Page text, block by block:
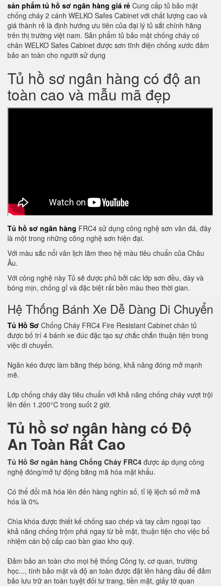
sản phẩm tủ hồ sơ ngân hàng giá rẻ Cung cấp tủ bảo mật
chống cháy 2 cánh WELKO Safes Cabinet với chất lượng cao và
giá thành rẻ là định hướng ưu tiên của đại lý tủ sắt chính hãng
trên thị trường việt nam. Sản phẩm tủ bảo mật chống cháy có
chân WELKO Safes Cabinet được sơn tĩnh điện chống xước đảm
bảo an toàn cho người sử dụng
Tủ hồ sơ ngân hàng có độ an
toàn cao và mẫu mã đẹp
Tủ hồ sơ ngân hàng FRC4 sử dụng công nghệ sơn vân đá, đây
là một trong những công nghệ sơn hiện đại.
Với màu sắc nổi vân lịch lãm theo hệ màu tiêu chuẩn của Châu
Âu.
Với công nghệ này Tủ sẽ được phủ bởi các lớp sơn đều, dày và
bóng mịn, chống gỉ và đặc biệt rất bền màu theo thời gian.
Hệ Thống Bánh Xe Dễ Dàng Di Chuyển
Tủ Hồ Sơ Chống Cháy FRC4 Fire Resistant Cabinet chân tủ
được bố trí 4 bánh xe đúc đặc tạo sự chắc chắn thuận tiện trong
việc di chuyển.
Ngăn kéo được làm bằng thép bóng, khả năng đóng mở mạnh
mẽ.
Lớp chống cháy dày tiêu chuẩn với khả năng chống cháy vượt trội
lên đến 1.200°C trong suốt 2 giờ.
Tủ hồ sơ ngân hàng có Độ
An Toàn Rất Cao
Tủ Hồ Sơ ngân hàng Chống Cháy FRC4 được áp dụng công
nghệ đóng/mở tự động bằng mã hóa mật khẩu.
Có thể đổi mã hóa lên đến hàng nghìn số, tỉ lệ lệch số mở mã
hóa là 0%
Chìa khóa được thiết kế chống sao chép và tay cầm ngoại tạo
khả năng chống trộm phá ngay từ bề mặt, thuận tiện cho việc bổ
nhiệm cán bộ cấp cao bàn giao kho quỹ.
Đảm bảo an toàn cho mọi hệ thống Công ty, cơ quan, trường
học..., tính bảo mật và độ an toàn được đặt lên hàng đầu để đảm
bảo lưu trữ an toàn tuyệt đối tư trang, tiền mặt, giấy tờ quan